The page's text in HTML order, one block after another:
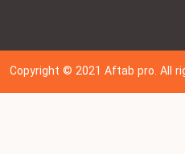
Copyright © 202 1Aftab pro. All